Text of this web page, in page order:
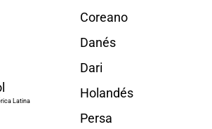
Latina
Coreano
Danés
Dari
Holandés
Persa